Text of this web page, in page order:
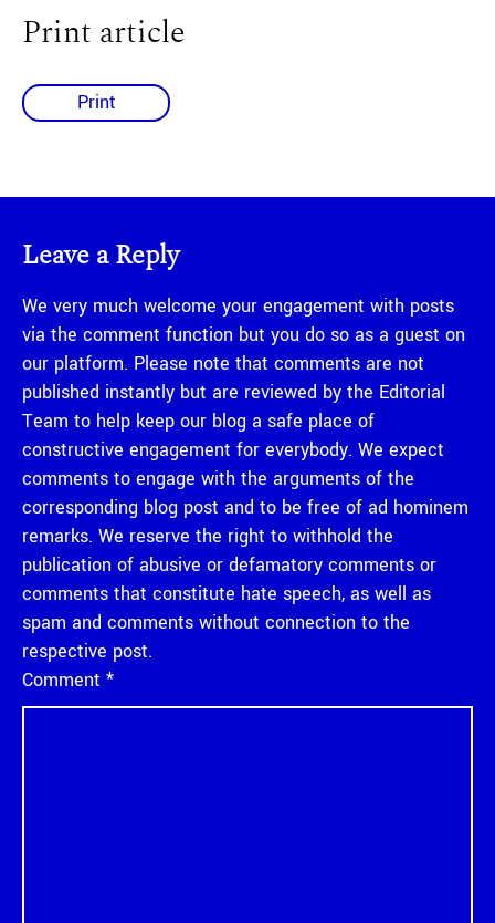
Print article
Print
Leave a Reply
We very much welcome your engagement with posts
via the comment function but you do so as a guest on
our platform. Please note that comments are not
published instantly but are reviewed by the Editorial
Team to help keep our blog a safe place of
constructive engagement for everybody. We expect
comments to engage with the arguments of the
corresponding blog post and to be free of ad hominem
remarks. We reserve the right to withhold the
publication of abusive or defamatory comments or
comments that constitute hate speech, as well as
spam and comments without connection to the
respective post.
Comment *